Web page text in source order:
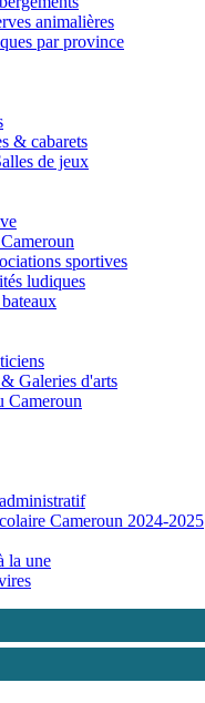
animalières
par province
& cabarets
de jeux
sportives
ludiques
Galeries d'arts
Cameroun
Cameroun 2024-2025
la une